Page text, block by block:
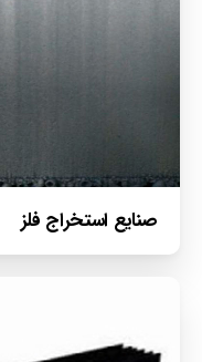
صنایع استخراج فلز